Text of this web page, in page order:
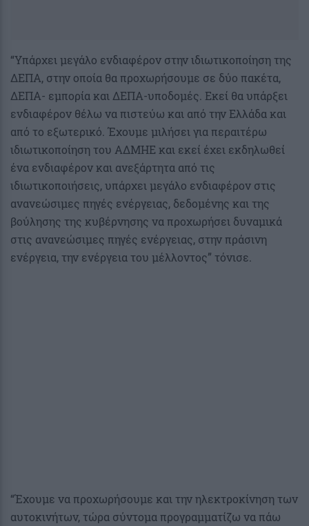
“Υπάρχει μεγάλο ενδιαφέρον στην ιδιωτικοποίηση της
ΔΕΠΑ, στην οποία θα προχωρήσουμε σε δύο πακέτα,
ΔΕΠΑ- εμπορία και ΔΕΠΑ-υποδομές. Εκεί θα υπάρξει
ενδιαφέρον θέλω να πιστεύω και από την Ελλάδα και
από το εξωτερικό. Έχουμε μιλήσει για περαιτέρω
ιδιωτικοποίηση του ΑΔΜΗΕ και εκεί έχει εκδηλωθεί
ένα ενδιαφέρον και ανεξάρτητα από τις
ιδιωτικοποιήσεις, υπάρχει μεγάλο ενδιαφέρον στις
ανανεώσιμες πηγές ενέργειας, δεδομένης και της
βούλησης της κυβέρνησης να προχωρήσει δυναμικά
στις ανανεώσιμες πηγές ενέργειας, στην πράσινη
ενέργεια, την ενέργεια του μέλλοντος” τόνισε.
“Έχουμε να προχωρήσουμε και την ηλεκτροκίνηση των
αυτοκινήτων, τώρα σύντομα προγραμματίζω να πάω